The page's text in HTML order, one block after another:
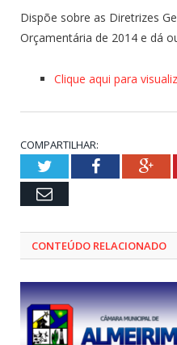
Dispõe sobre as Diretrizes
Orçamentária de 2014 e dá
Clique aqui para
COMPARTILHAR:
TwitterFacebook
Email
CONTEÚDO RELACIONADO